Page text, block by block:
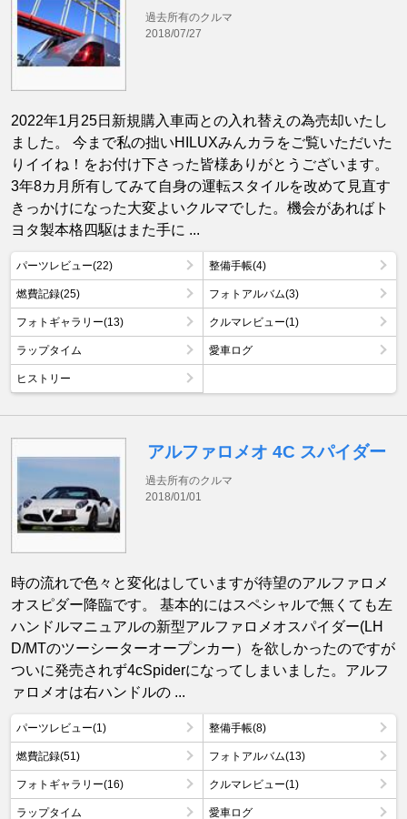
過去所有のクルマ
2018/07/27
2022年1月25日新規購入車両との入れ替えの為売却いたし
ました。 今まで私の拙いHILUXみんカラをご覧いただいた
りイイね！をお付け下さった皆様ありがとうございます。
3年8カ月所有してみて自身の運転スタイルを改めて見直す
きっかけになった大変よいクルマでした。機会があればト
ヨタ製本格四駆はまた手に ...
パーツレビュー(22) 整備手帳(4)
燃費記録(25) フォトアルバム(3)
フォトギャラリー(13) クルマレビュー(1)
ラップタイム 愛車ログ
ヒストリー
アルファロメオ 4C スパイダー
過去所有のクルマ
2018/01/01
時の流れで色々と変化はしていますが待望のアルファロメ
オスピダー降臨です。 基本的にはスペシャルで無くても左
ハンドルマニュアルの新型アルファロメオスパイダー(LH
D/MTのツーシーターオープンカー）を欲しかったのですが
ついに発売されず4cSpiderになってしまいました。アルフ
ァロメオは右ハンドルの ...
パーツレビュー(1) 整備手帳(8)
燃費記録(51) フォトアルバム(13)
フォトギャラリー(16) クルマレビュー(1)
ラップタイム 愛車ログ